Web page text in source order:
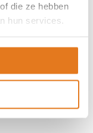
die ze hebben
hun services.